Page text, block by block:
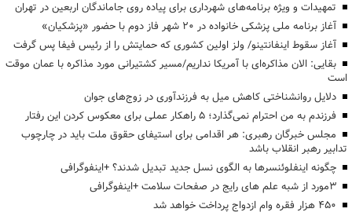
تمهیدات و ویژه برنامه‌های شهرداری برای پیاده روی جاماندگان اربعین در تهران
آغاز برنامه ملی پزشکی خانواده در ۲۰ شهر فاز دوم با حضور «پزشکیان»
آغاز سقوط اینفانتینو/ ولز اولین کشوری که حمایتش را از رئیس فیفا پس گرفت
بقایی: الان مذاکره‌ای با آمریکا نداریم/مسیر کشتیرانی مورد مذاکره با عمان موقت
است
دلایل روانشناختی کاهش میل به فرزندآوری در زوج‌های جوان
فرزندم به من احترام نمی‌گذارد؛ ۵ راهکار عملی برای معکوس کردن این رفتار
مجلس خبرگان رهبری: هر اقدامی برای استیفای حقوق ملت باید در چارچوب
تدابیر رهبر انقلاب باشد
چگونه اینفلوئنسرها به الگوی نسل جدید تبدیل شدند؟ +اینفوگرافی
3مورد از شبه علم های رایج در صفحات سلامت +اینفوگرافی
۴۵۰ هزار فقره وام ازدواج پرداخت خواهد شد